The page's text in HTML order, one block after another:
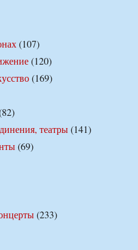
(107)
(120)
(169)
театры(141)
(69)
(233)